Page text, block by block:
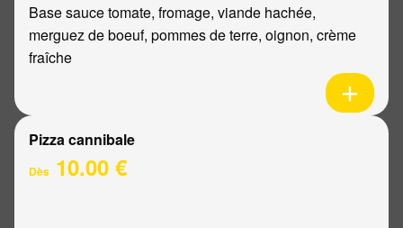
Base sauce tomate, fromage, viande hachée,
merguez de boeuf, pommes de terre, oignon, crème
fraîche
Pizza cannibale
Dès 10.00 €